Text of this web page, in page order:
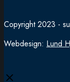
Copyright 2023 -
Webdesign: Lund
Close